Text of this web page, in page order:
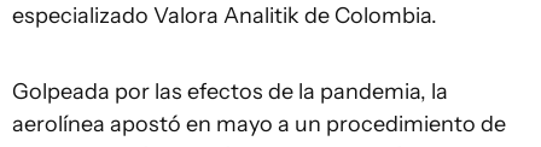
especializado Valora Analitik de Colombia.
Golpeada por las efectos de la pandemia, la
aerolínea apostó en mayo a un procedimiento de